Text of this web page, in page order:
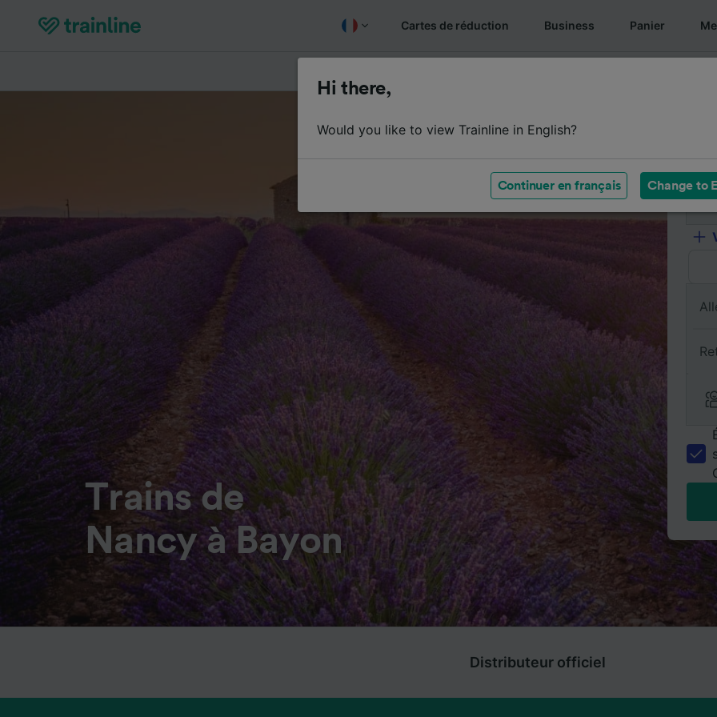
Cartes de réduction Business Panier
Trains de
Nancy à Bayon
De
À
Distributeur officiel
Hi there,
Would you like to view Trainline in English?
Continuer en français Change to